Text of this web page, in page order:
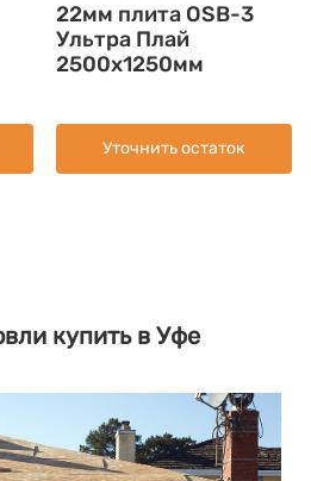
22мм плита OSB-3
Ультра Плай
2500x1250мм
Уточнить остаток
купить в Уфе